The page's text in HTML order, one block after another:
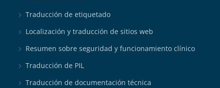
Traducción de etiquetado
Localización y traducción de sitios web
Resumen sobre seguridad y funcionamiento clínico
Traducción de PIL
Traducción de documentación técnica